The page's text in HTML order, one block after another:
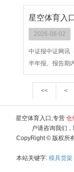
2026-08-02
中证报中证网讯
半年报。报告期
<< <
星空体育入口,专营 仓
户请咨询我们，
CopyRight © 版权所
本站关键字: 模具货架